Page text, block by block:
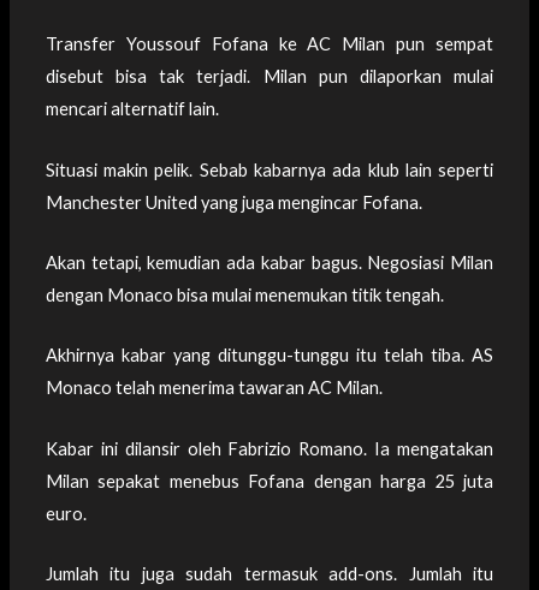
Transfer Youssouf Fofana ke AC Milan pun sempat
disebut bisa tak terjadi. Milan pun dilaporkan mulai
mencari alternatif lain.
Situasi makin pelik. Sebab kabarnya ada klub lain seperti
Manchester United yang juga mengincar Fofana.
Akan tetapi, kemudian ada kabar bagus. Negosiasi Milan
dengan Monaco bisa mulai menemukan titik tengah.
Akhirnya kabar yang ditunggu-tunggu itu telah tiba. AS
Monaco telah menerima tawaran AC Milan.
Kabar ini dilansir oleh Fabrizio Romano. Ia mengatakan
Milan sepakat menebus Fofana dengan harga 25 juta
euro.
Jumlah itu juga sudah termasuk add-ons. Jumlah itu